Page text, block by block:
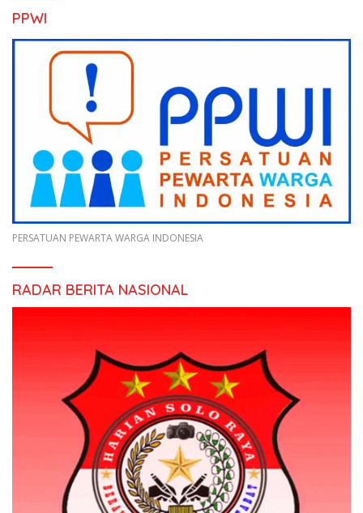
PPWI
PERSATUAN PEWARTA WARGA INDONESIA
RADAR BERITA NASIONAL